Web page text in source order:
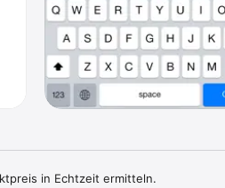
in Echtzeit ermitteln.